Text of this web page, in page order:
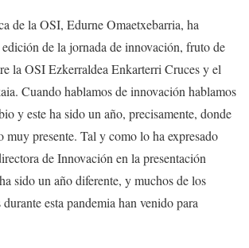
de la OSI, Edurne Omaetxebarria, ha
edición de la jornada de innovación, fruto de
la OSI Ezkerraldea Enkarterri Cruces y el
Cuando hablamos de innovación hablamos
y este ha sido un año, precisamente, donde
muy presente. Tal y como lo ha expresado
de Innovación en la presentación
sido un año diferente, y muchos de los
esta pandemia han venido para